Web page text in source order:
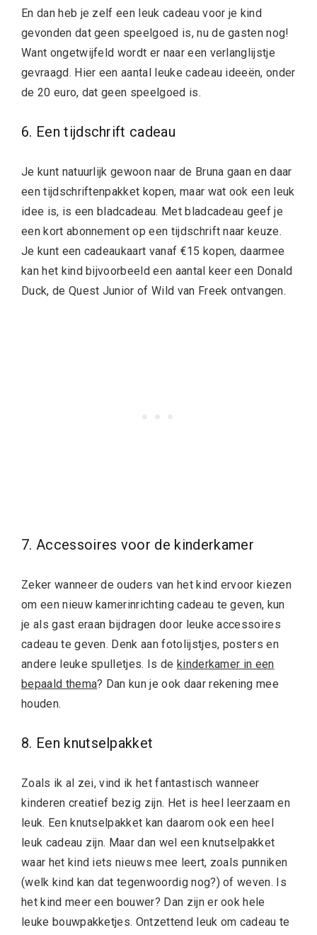
En dan heb je zelf een leuk cadeau voor je kind
gevonden dat geen speelgoed is, nu de gasten nog!
Want ongetwijfeld wordt er naar een verlanglijstje
gevraagd. Hier een aantal leuke cadeau ideeën, onder
de 20 euro, dat geen speelgoed is.
6. Een tijdschrift cadeau
Je kunt natuurlijk gewoon naar de Bruna gaan en daar
een tijdschriftenpakket kopen, maar wat ook een leuk
idee is, is een bladcadeau. Met bladcadeau geef je
een kort abonnement op een tijdschrift naar keuze.
Je kunt een cadeaukaart vanaf €15 kopen, daarmee
kan het kind bijvoorbeeld een aantal keer een Donald
Duck, de Quest Junior of Wild van Freek ontvangen.
7. Accessoires voor de kinderkamer
Zeker wanneer de ouders van het kind ervoor kiezen
om een nieuw kamerinrichting cadeau te geven, kun
je als gast eraan bijdragen door leukeaccessoires
cadeau te geven. Denk aan fotolijstjes, posters en
andere leuke spulletjes. Is de kinderkamer in een
bepaald thema? Dan kun je ook daar rekening mee
houden.
8. Een knutselpakket
Zoals ik al zei, vind ik het fantastisch wanneer
kinderen creatief bezig zijn. Het is heel leerzaam en
leuk. Een knutselpakket kan daarom ook een heel
leuk cadeau zijn. Maar dan wel een knutselpakket
waar het kind iets nieuws mee leert, zoals punniken
(welk kind kan dat tegenwoordig nog?) of weven. Is
het kind meer een bouwer? Dan zijn er ook hele
leuke bouwpakketjes. Ontzettend leuk om cadeau te